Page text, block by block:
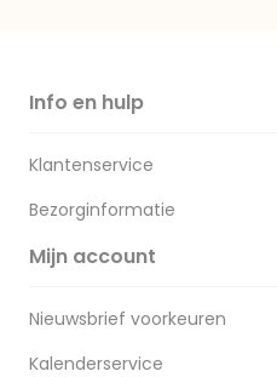
Info en hulp
Klantenservice
Bezorginformatie
Mijn account
Nieuwsbrief voorkeuren
Kalenderservice